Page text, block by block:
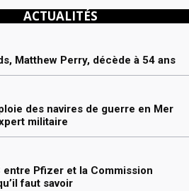
ACTUALITÉS
Matthew Perry, décède à 54 ans
des navires de guerre en Mer
militaire
entre Pfizer et la Commission
faut savoir